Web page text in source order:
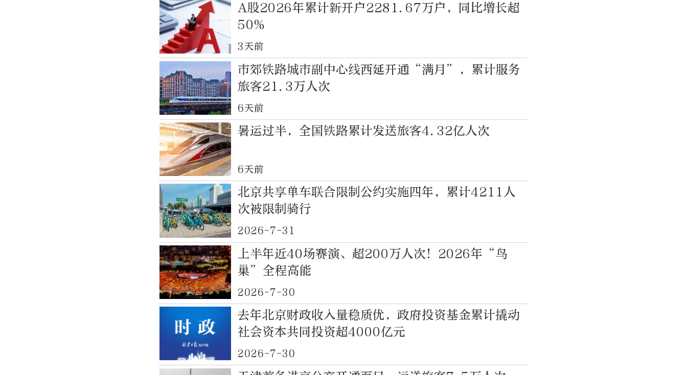
A股2026年累计新开户2281.67万户，同比增长超
50%
3天前
市郊铁路城市副中心线西延开通“满月”，累计服务
旅客21.3万人次
6天前
暑运过半，全国铁路累计发送旅客4.32亿人次
6天前
北京共享单车联合限制公约实施四年，累计4211人
次被限制骑行
2026-7-31
上半年近40场赛演、超200万人次！2026年“鸟
巢”全程高能
2026-7-30
去年北京财政收入量稳质优，政府投资基金累计撬动
社会资本共同投资超4000亿元
2026-7-30